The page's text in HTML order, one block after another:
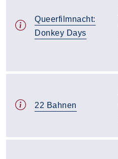
Queerfilmnacht:
Donkey Days
22 Bahnen